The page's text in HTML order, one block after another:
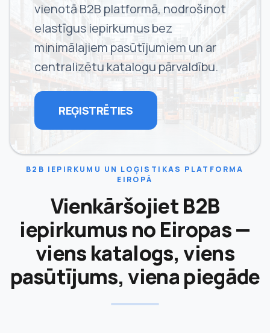
vienotā B2B platformā, nodrošinot
elastīgus iepirkumus bez
minimālajiem pasūtījumiem un ar
centralizētu katalogu pārvaldību.
REĢISTRĒTIES
B2B IEPIRKUMU UN LOĢISTIKAS PLATFORMA
EIROPĀ
Vienkāršojiet B2B
iepirkumus no Eiropas —
viens katalogs, viens
pasūtījums, viena piegāde